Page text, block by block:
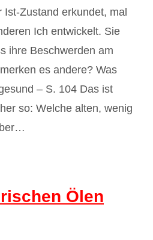
Zustand erkundet, mal
Ich entwickelt. Sie
ihre Beschwerden am
es andere? Was
– S. 104 Das ist
so: Welche alten, wenig
Ölen